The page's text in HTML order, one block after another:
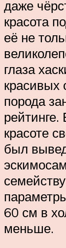
даже
красота
её не
глаза
красивых
порода
красоте
был
60 см в
меньше.